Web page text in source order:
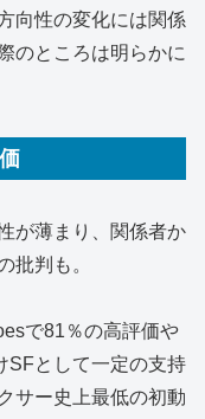
向性の変化には関係
のところは明らかに
が薄まり、関係者か
批判も。
で81％の高評価や
SFとして一定の支持
サー史上最低の初動